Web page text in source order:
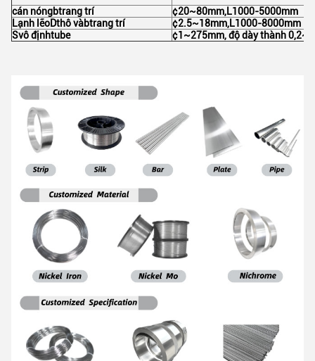
cán nóngbtrang trí
¢20~80mm,L1000-5000mm
Lạnh lẽoDthô vàbtrang trí
¢2.5~18mm,L1000-8000mm
Svô địnhtube ¢1~275mm, độ dày thành